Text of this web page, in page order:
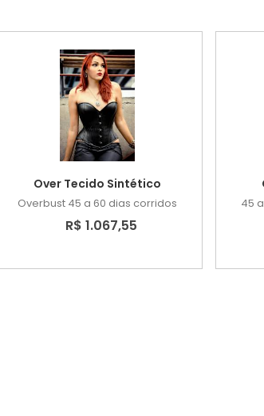
Over Tecido Sintético
Overbust 45 a 60 dias corridos
R$ 1.067,55
45